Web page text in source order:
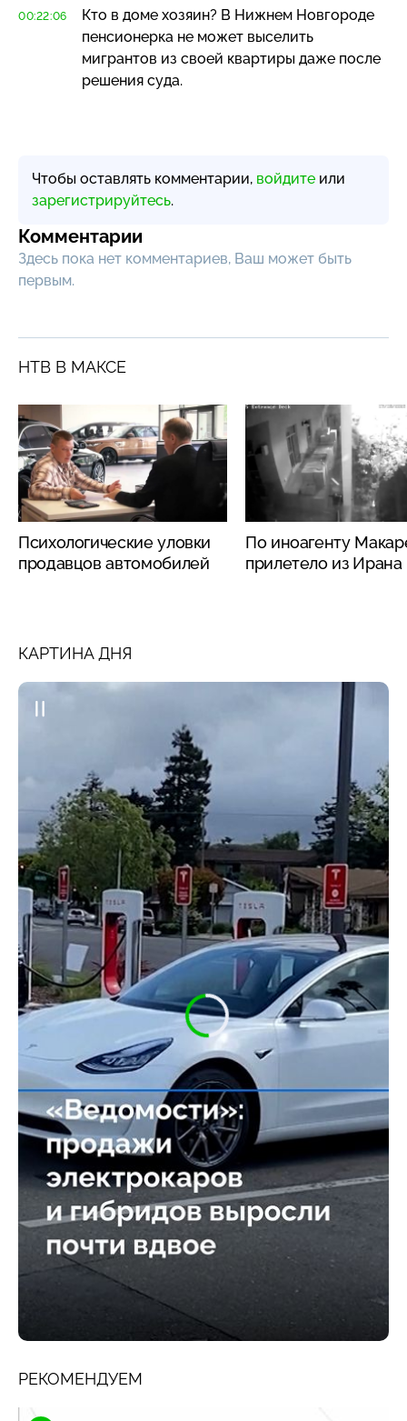
00:22:06
Кто в доме хозяин? В Нижнем Новгороде
пенсионерка не может выселить
мигрантов из своей квартиры даже после
решения суда.
Чтобы оставлять комментарии, войдите или
зарегистрируйтесь.
Комментарии
Здесь пока нет комментариев, Ваш может быть
первым.
НТВ В МАКСЕ
Психологические уловки
продавцов автомобилей
По иноагенту
прилетело из Ирана
КАРТИНА ДНЯ
РЕКОМЕНДУЕМ